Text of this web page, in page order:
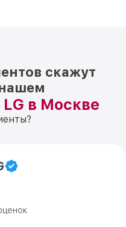
скажут
LG в Москве